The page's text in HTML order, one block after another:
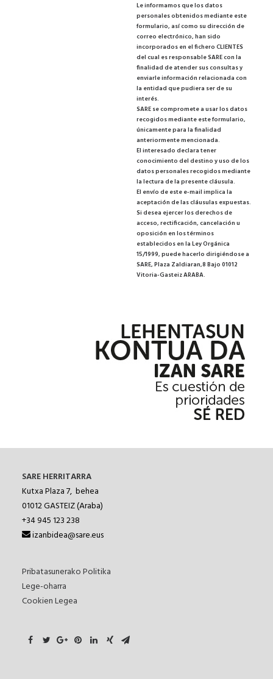
Le informamos que los datos
personales obtenidos mediante este
formulario, así como su dirección de
correo electrónico, han sido
incorporados en el fichero CLIENTES
del cual es responsable SARE con la
finalidad de atender sus consultas y
enviarle información relacionada con
la entidad que pudiera ser de su
interés.
SARE se compromete a usar los datos
recogidos mediante este formulario,
únicamente para la finalidad
anteriormente mencionada.
El interesado declara tener
conocimiento del destino y uso de los
datos personales recogidos mediante
la lectura de la presente cláusula.
El envío de este e-mail implica la
aceptación de las cláusulas expuestas.
Si desea ejercer los derechos de
acceso, rectificación, cancelación u
oposición en los términos
establecidos en la Ley Orgánica
15/1999, puede hacerlo dirigiéndose a
SARE, Plaza Zaldiaran,8 Bajo 01012
Vitoria-Gasteiz ARABA.
SARE HERRITARRA
Kutxa Plaza 7, behea
01012GASTEIZ (Araba)
+34 945 123 238
izanbidea@sare.eus
Pribatasunerako Politika
Lege-oharra
Cookien Legea